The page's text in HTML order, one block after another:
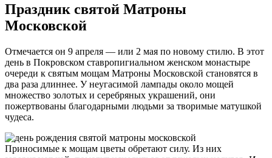
Праздник святой Матроны
Московской
Отмечается он 9 апреля — или 2 мая по новому стилю. В этот
день в Покровском ставропигиальном женском монастыре
очереди к святым мощам Матроны Московской становятся в
два раза длиннее. У неугасимой лампады около мощей
множество золотых и серебряных украшений, они
пожертвованы благодарными людьми за творимые матушкой
чудеса.
Приносимые к мощам цветы обретают силу. Из них